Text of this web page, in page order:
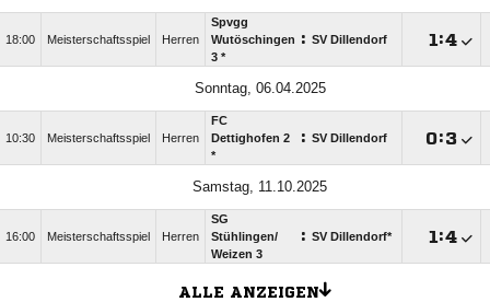
18:00 Meisterschaftsspiel Herren
Spvgg
Wutöschingen
3 *
: SV Dillendorf :
Sonntag, 06.04.2025
10:30 Meisterschaftsspiel Herren
FC
Dettighofen 2
*
: SV Dillendorf :
Samstag, 11.10.2025
16:00 Meisterschaftsspiel Herren
SG
Stühlingen/​
Weizen 3
: SV Dillendorf* :
ALLE ANZEIGEN